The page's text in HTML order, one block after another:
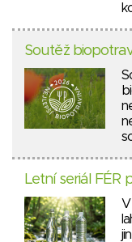
Soutěž
Letní seriál FÉR